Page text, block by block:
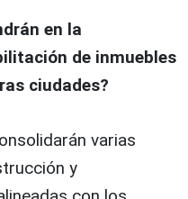
en la
de inmuebles
ciudades?
varias
y